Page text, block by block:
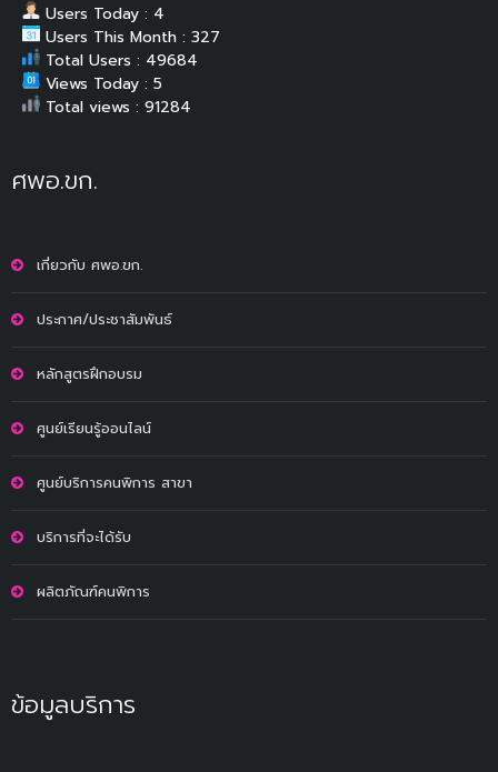
Users Today : 4
Users This Month : 327
Total Users : 49684
Views Today : 5
Total views : 91284
ศพอ.ขก.
เกี่ยวกับ ศพอ.ขก.
ประกาศ/ประชาสัมพันธ์
หลักสูตรฝึกอบรม
ศูนย์เรียนรู้ออนไลน์
ศูนย์บริการคนพิการ สาขา
บริการที่จะได้รับ
ผลิตภัณฑ์คนพิการ
ข้อมูลบริการ